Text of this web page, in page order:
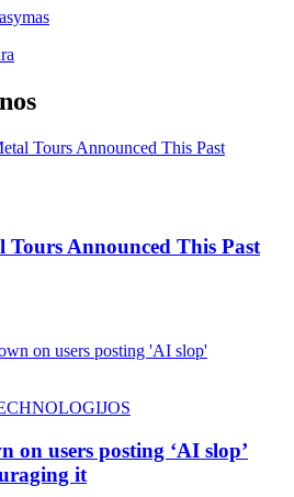
Tours Announced This Past
on users posting ‘AI slop’
it